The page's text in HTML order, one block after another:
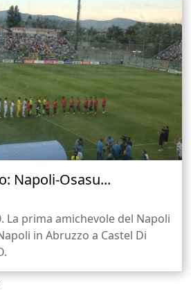
Napoli-Osasu...
La prima amichevole del Napoli
in Abruzzo a Castel Di